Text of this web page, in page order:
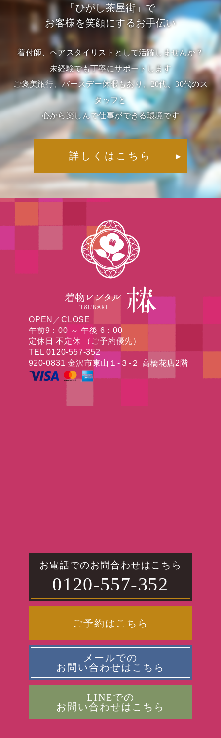
「ひがし茶屋街」で
お客様を笑顔にするお手伝い
着付師、ヘアスタイリストとして活躍しませんか？
未経験でも丁寧にサポートします
ご褒美旅行、バースデー休暇もあり、20代、30代のス
タッフと
心から楽しんで仕事ができる環境です
詳しくはこちら ▶︎
OPEN／CLOSE
午前9：00 ～ 午後 6：00
定休日 不定休 （ご予約優先）
TEL 0120-557-352
920-0831 金沢市東山１-３-２ 高橋花店2階
お電話でのお問合わせはこちら
0120-557-352
ご予約はこちら
メールでの
お問い合わせはこちら
LINEでの
お問い合わせはこちら